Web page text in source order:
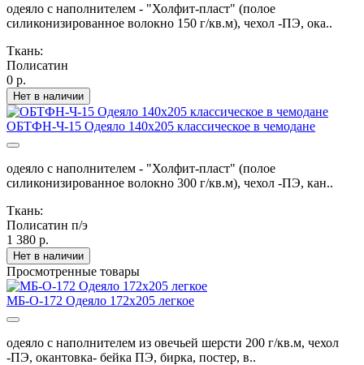
одеяло с наполнителем - "Холфит-пласт" (полое
силиконизированное волокно 150 г/кв.м), чехол -ПЭ, ока..
Ткань:
Полисатин
0 р.
Нет в наличии
ОБТФН-Ч-15 Одеяло 140х205 классическое в чемодане
одеяло с наполнителем - "Холфит-пласт" (полое
силиконизированное волокно 300 г/кв.м), чехол -ПЭ, кан..
Ткань:
Полисатин п/э
1 380 р.
Нет в наличии
Просмотренные товары
МБ-О-172 Одеяло 172х205 легкое
одеяло с наполнителем из овечьей шерсти 200 г/кв.м, чехол
-ПЭ, окантовка- бейка ПЭ, бирка, постер, в..